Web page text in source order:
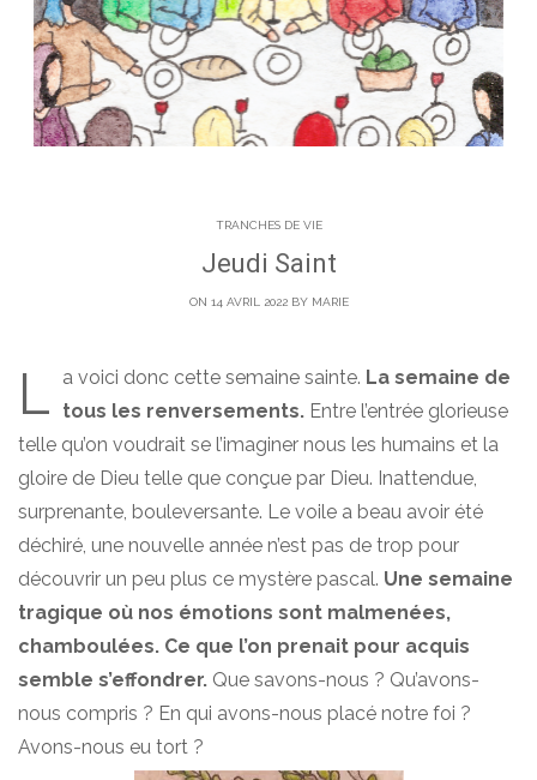
TRANCHES DE VIE
Jeudi Saint
ON 14 AVRIL 2022 BY MARIE
L a voici donc cette semaine sainte. La semaine de
tous les renversements. Entre l’entrée glorieuse
telle qu’on voudrait se l’imaginer nous les humains et la
gloire de Dieu telle que conçue par Dieu. Inattendue,
surprenante, bouleversante. Le voile a beau avoir été
déchiré, une nouvelle année n’est pas de trop pour
découvrir un peu plus ce mystère pascal. Une semaine
tragique où nos émotions sont malmenées,
chamboulées. Ce que l’on prenait pour acquis
semble s’effondrer. Que savons-nous ? Qu’avons-
nous compris ? En qui avons-nous placé notre foi ?
Avons-nous eu tort ?